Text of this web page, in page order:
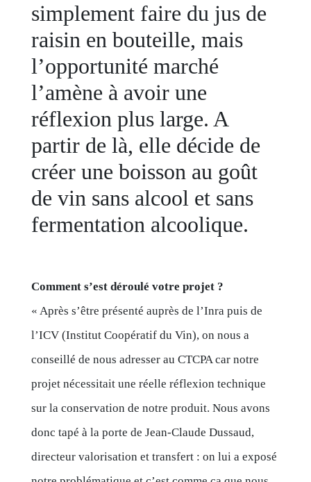
simplement faire du jus de
raisin en bouteille, mais
l’opportunité marché
l’amène à avoir une
réflexion plus large. A
partir de là, elle décide de
créer une boisson au goût
de vin sans alcool et sans
fermentation alcoolique.
Comment s’est déroulé votre projet ?
« Après s’être présenté auprès de l’Inra puis de
l’ICV (Institut Coopératif du Vin), on nous a
conseillé de nous adresser au CTCPA car notre
projet nécessitait une réelle réflexion technique
sur la conservation de notre produit. Nous avons
donc tapé à la porte de Jean-Claude Dussaud,
directeur valorisation et transfert : on lui a exposé